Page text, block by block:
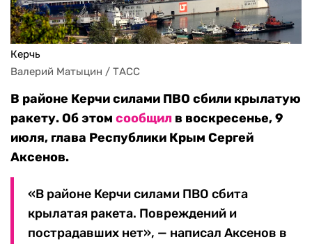
Керчь
Валерий Матыцин / ТАСС
В районе Керчи силами ПВО сбили крылатую
ракету. Об этом сообщил в воскресенье, 9
июля, глава Республики Крым Сергей
Аксенов.
«В районе Керчи силами ПВО сбита
крылатая ракета. Повреждений и
пострадавших нет», — написал Аксенов в